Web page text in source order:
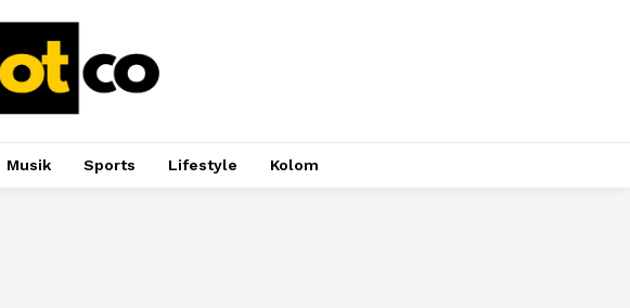
Musik Sports Lifestyle Kolom